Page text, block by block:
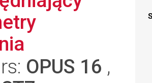
OPUS 16 ,